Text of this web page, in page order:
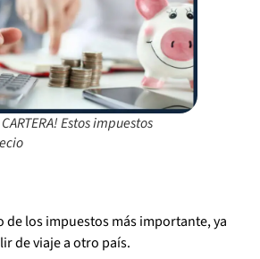
CARTERA! Estos impuestos
de los impuestos más importante, ya
de viaje a otro país.